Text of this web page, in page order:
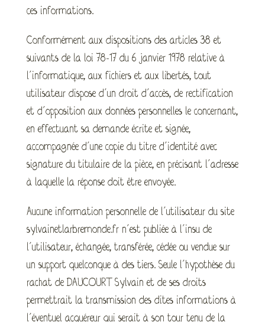
ces informations.
Conformément aux dispositions des articles 38 et
suivants de la loi 78-17 du 6 janvier 1978 relative à
l’informatique, aux fichiers et aux libertés, tout
utilisateur dispose d’un droit d’accès, de rectification
et d’opposition aux données personnelles le concernant,
en effectuant sa demande écrite et signée,
accompagnée d’une copie du titre d’identité avec
signature du titulaire de la pièce, en précisant l’adresse
à laquelle la réponse doit être envoyée.
Aucune information personnelle de l’utilisateur du site
sylvainetlarbremonde.fr n’est publiée à l’insu de
l’utilisateur, échangée, transférée, cédée ou vendue sur
un support quelconque à des tiers. Seule l’hypothèse du
rachat de DAUCOURT Sylvain et de ses droits
permettrait la transmission des dites informations à
l’éventuel acquéreur qui serait à son tour tenu de la